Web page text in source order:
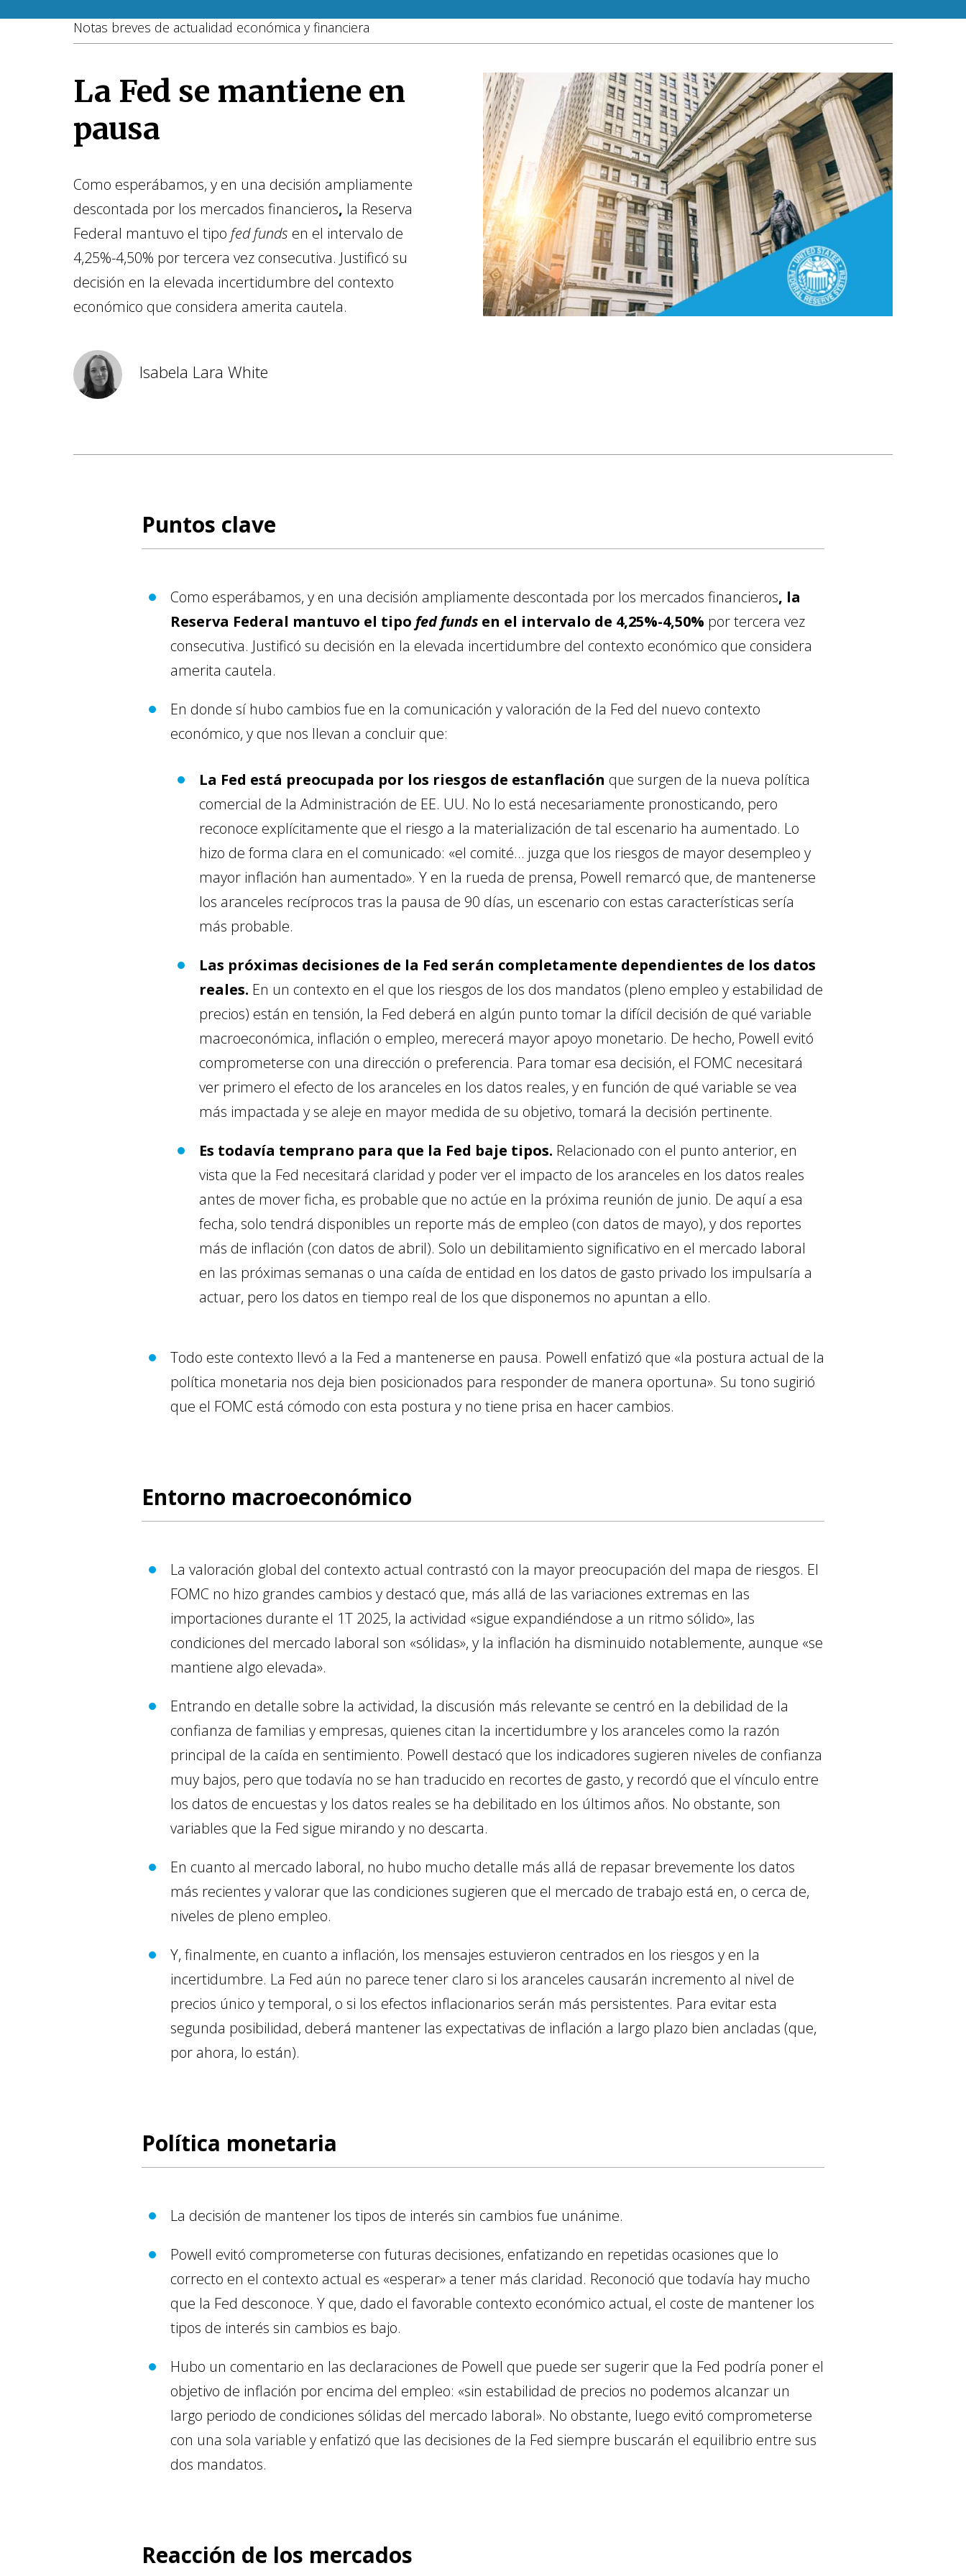
Notas breves de actualidad económica y financiera
La Fed se mantiene en
pausa
Como esperábamos, y en una decisión ampliamente
descontada por los mercados financieros, la Reserva
Federal mantuvo el tipo fed funds en el intervalo de
4,25%-4,50% por tercera vez consecutiva. Justificó su
decisión en la elevada incertidumbre del contexto
económico que considera amerita cautela.
Isabela Lara White
Puntos clave
Como esperábamos, y en una decisión ampliamente descontada por los mercados financieros, la
Reserva Federal mantuvo el tipo fed funds en el intervalo de 4,25%-4,50% por tercera vez
consecutiva. Justificó su decisión en la elevada incertidumbre del contexto económico que considera
amerita cautela.
En donde sí hubo cambios fue en la comunicación y valoración de la Fed del nuevo contexto
económico, y que nos llevan a concluir que:
La Fed está preocupada por los riesgos de estanflación que surgen de la nueva política
comercial de la Administración de EE. UU. No lo está necesariamente pronosticando, pero
reconoce explícitamente que el riesgo a la materialización de tal escenario ha aumentado. Lo
hizo de forma clara en el comunicado: «el comité… juzga que los riesgos de mayor desempleo y
mayor inflación han aumentado». Y en la rueda de prensa, Powell remarcó que, de mantenerse
los aranceles recíprocos tras la pausa de 90 días, un escenario con estas características sería
más probable.
Las próximas decisiones de la Fed serán completamente dependientes de los datos
reales. En un contexto en el que los riesgos de los dos mandatos (pleno empleo y estabilidad de
precios) están en tensión, la Fed deberá en algún punto tomar la difícil decisión de qué variable
macroeconómica, inflación o empleo, merecerá mayor apoyo monetario. De hecho, Powell evitó
comprometerse con una dirección o preferencia. Para tomar esa decisión, el FOMC necesitará
ver primero el efecto de los aranceles en los datos reales, y en función de qué variable se vea
más impactada y se aleje en mayor medida de su objetivo, tomará la decisión pertinente.
Es todavía temprano para que la Fed baje tipos. Relacionado con el punto anterior, en
vista que la Fed necesitará claridad y poder ver el impacto de los aranceles en los datos reales
antes de mover ficha, es probable que no actúe en la próxima reunión de junio. De aquí a esa
fecha, solo tendrá disponibles un reporte más de empleo (con datos de mayo), y dos reportes
más de inflación (con datos de abril). Solo un debilitamiento significativo en el mercado laboral
en las próximas semanas o una caída de entidad en los datos de gasto privado los impulsaría a
actuar, pero los datos en tiempo real de los que disponemos no apuntan a ello.
Todo este contexto llevó a la Fed a mantenerse en pausa. Powell enfatizó que «la postura actual de la
política monetaria nos deja bien posicionados para responder de manera oportuna». Su tono sugirió
que el FOMC está cómodo con esta postura y no tiene prisa en hacer cambios.
Entorno macroeconómico
La valoración global del contexto actual contrastó con la mayor preocupación del mapa de riesgos. El
FOMC no hizo grandes cambios y destacó que, más allá de las variaciones extremas en las
importaciones durante el 1T 2025, la actividad «sigue expandiéndose a un ritmo sólido», las
condiciones del mercado laboral son «sólidas», y la inflación ha disminuido notablemente, aunque «se
mantiene algo elevada».
Entrando en detalle sobre la actividad, la discusión más relevante se centró en la debilidad de la
confianza de familias y empresas, quienes citan la incertidumbre y los aranceles como la razón
principal de la caída en sentimiento. Powell destacó que los indicadores sugieren niveles de confianza
muy bajos, pero que todavía no se han traducido en recortes de gasto, y recordó que el vínculo entre
los datos de encuestas y los datos reales se ha debilitado en los últimos años. No obstante, son
variables que la Fed sigue mirando y no descarta.
En cuanto al mercado laboral, no hubo mucho detalle más allá de repasar brevemente los datos
más recientes y valorar que las condiciones sugieren que el mercado de trabajo está en, o cerca de,
niveles de pleno empleo.
Y, finalmente, en cuanto a inflación, los mensajes estuvieron centrados en los riesgos y en la
incertidumbre. La Fed aún no parece tener claro si los aranceles causarán incremento al nivel de
precios único y temporal, o si los efectos inflacionarios serán más persistentes. Para evitar esta
segunda posibilidad, deberá mantener las expectativas de inflación a largo plazo bien ancladas (que,
por ahora, lo están).
Política monetaria
La decisión de mantener los tipos de interés sin cambios fue unánime.
Powell evitó comprometerse con futuras decisiones, enfatizando en repetidas ocasiones que lo
correcto en el contexto actual es «esperar» a tener más claridad. Reconoció que todavía hay mucho
que la Fed desconoce. Y que, dado el favorable contexto económico actual, el coste de mantener los
tipos de interés sin cambios es bajo.
Hubo un comentario en las declaraciones de Powell que puede ser sugerir que la Fed podría poner el
objetivo de inflación por encima del empleo: «sin estabilidad de precios no podemos alcanzar un
largo periodo de condiciones sólidas del mercado laboral». No obstante, luego evitó comprometerse
con una sola variable y enfatizó que las decisiones de la Fed siempre buscarán el equilibrio entre sus
dos mandatos.
Reacción de los mercados